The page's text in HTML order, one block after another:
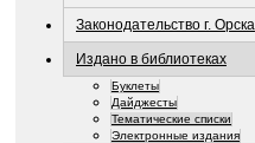
Законодательство г. Орска
Издано в библиотеках
Буклеты
Дайджесты
Тематические списки
Электронные издания